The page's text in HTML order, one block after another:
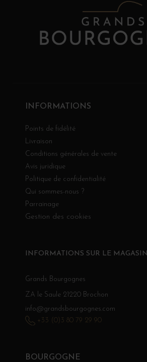
INFORMATIONS
Points de fidélité
Livraison
Conditions générales de vente
Avis juridique
Politique de confidentialité
Qui sommes-nous ?
Parrainage
Gestion des cookies
BOURGOGNE
INFORMATIONS SUR LE MAGASIN
Grands Bourgognes
ZA le Saule 21220 Brochon
info@grandsbourgognes.com
+33 (0)3 80 79 29 90